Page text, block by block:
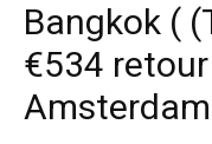
Bangkok (
€534
Amsterdam